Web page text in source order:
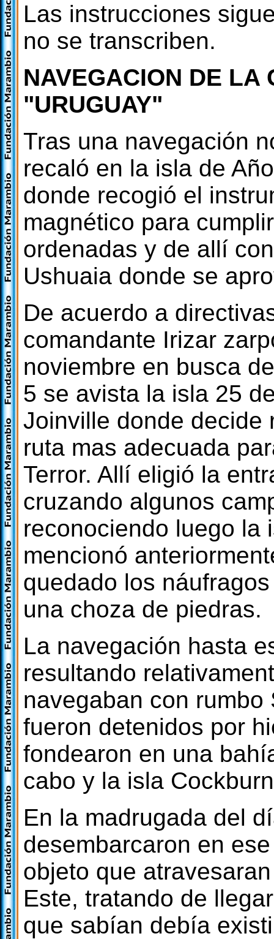
Las instrucciones
no se transcriben.
NAVEGACION DE LA
"URUGUAY"
Tras una navegación
recaló en la isla de
donde recogió el
magnético para
ordenadas y de allí
Ushuaia donde se
De acuerdo a
comandante Irizar
noviembre en busca
5 se avista la isla 25
Joinville donde decide
ruta mas adecuada
Terror. Allí eligió la
cruzando algunos
reconociendo luego la
mencionó
quedado los
una choza de piedras.
La navegación hasta
resultando
navegaban con
fueron detenidos por
fondearon en una
cabo y la isla
En la madrugada del
desembarcaron en
objeto que
Este, tratando de
que sabían debía